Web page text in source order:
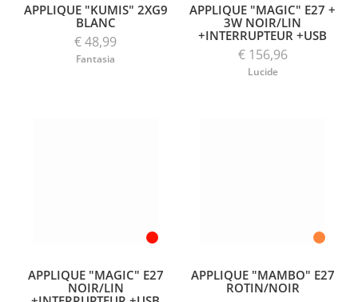
APPLIQUE "KUMIS" 2XG9
BLANC
€ 48,99
Fantasia
APPLIQUE "MAGIC" E27 +
3W NOIR/LIN
+INTERRUPTEUR +USB
€ 156,96
Lucide
APPLIQUE "MAGIC" E27
NOIR/LIN
APPLIQUE "MAMBO" E27
ROTIN/NOIR